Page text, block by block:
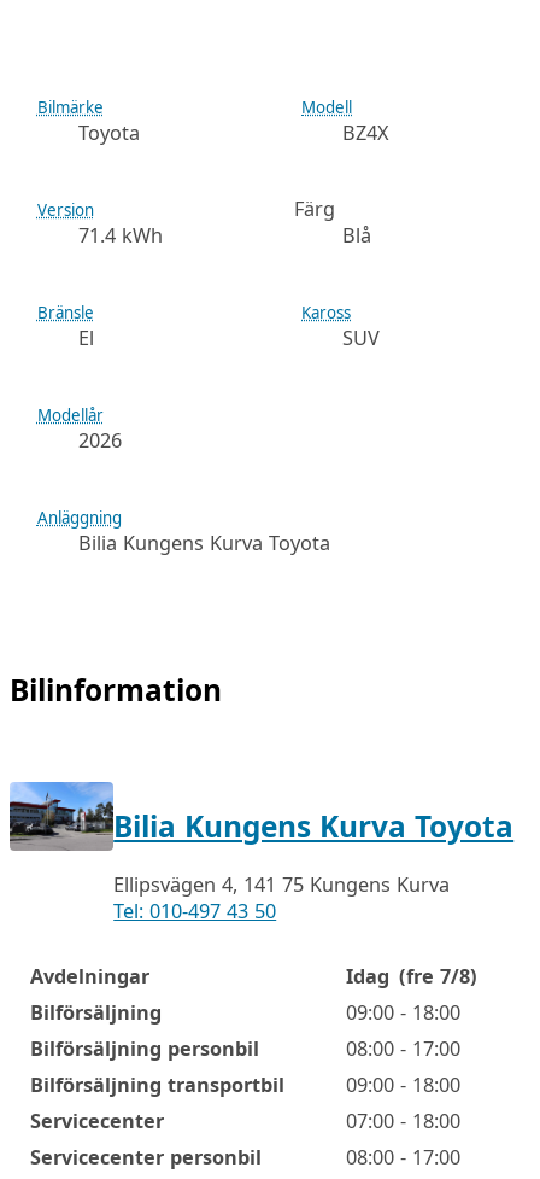
Bilmärke
Toyota
Modell
BZ4X
Version
71.4 kWh
Färg
Blå
Bränsle
El
Kaross
SUV
Modellår
2026
Anläggning
Bilia Kungens Kurva Toyota
Bilinformation
Bilia Kungens Kurva Toyota
Ellipsvägen 4, 141 75 Kungens Kurva
Tel: 010-497 43 50
Öppettider
Avdelningar Idag (fre 7/8)
Bilförsäljning
09:00 - 18:00
Bilförsäljning personbil
08:00 - 17:00
Bilförsäljning transportbil
09:00 - 18:00
Servicecenter
07:00 - 18:00
Servicecenter personbil
08:00 - 17:00